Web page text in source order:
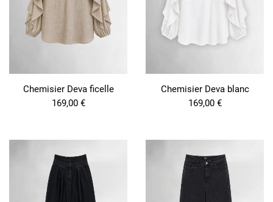
Chemisier Deva ficelle
169,00 €
Chemisier Deva blanc
169,00 €